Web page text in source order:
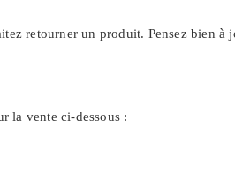
retourner un produit. Pensez bien
la vente ci-dessous :